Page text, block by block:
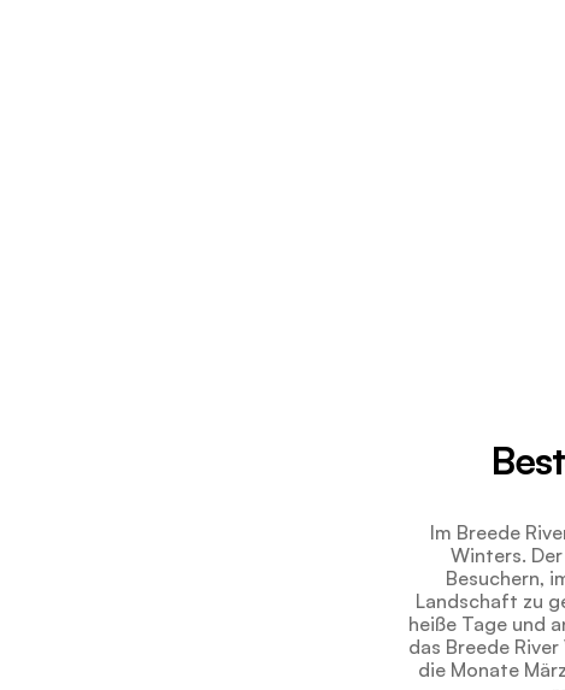
Im Breede
Winters.
Besuchern,
Landschaft zu
heiße Tage und
das Breede
die Monate